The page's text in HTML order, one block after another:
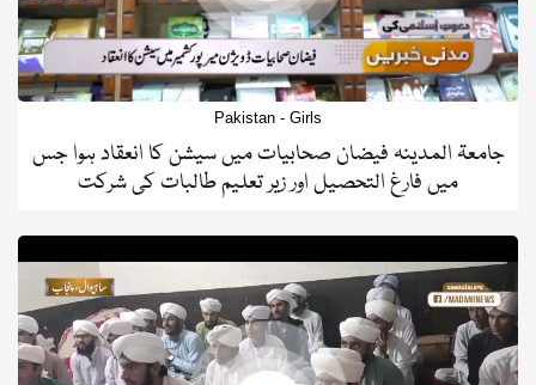
Pakistan - Girls
جامعۃ المدینہ فیضان صحابیات میں سیشن کا انعقاد ہوا جس
میں فارغ التحصیل اور زیر تعلیم طالبات کی شرکت